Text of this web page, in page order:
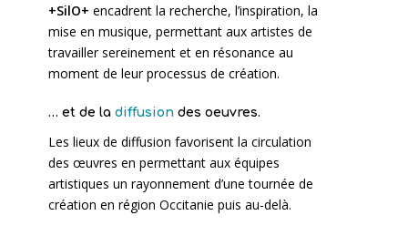
+SilO+ encadrent la recherche, l’inspiration, la
mise en musique, permettant aux artistes de
travailler sereinement et en résonance au
moment de leur processus de création.
… et de la diffusiondes oeuvres.
Les lieux de diffusion favorisent la circulation
des œuvres en permettant aux équipes
artistiques un rayonnement d’une tournée de
création en région Occitanie puis au-delà.